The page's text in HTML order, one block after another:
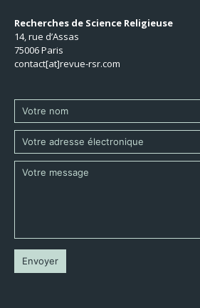
Recherches de Science Religieuse
14, rue d’Assas
75006 Paris
contact[at]revue-rsr.com